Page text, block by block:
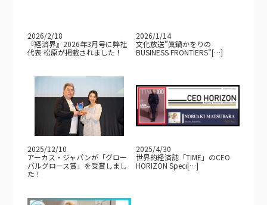
2026/2/18
『経済界』2026年3月号に弊社
代表 松原が掲載されました！
2026/1/14
文化放送”眞鍋かをりの
BUSINESS FRONTIERS”[…]
2025/12/10
アーカス・ジャパンが「グロー
バルグロース賞」を受賞しまし
た！
2025/4/30
世界的経済誌「TIME」のCEO
HORIZON Speci[…]